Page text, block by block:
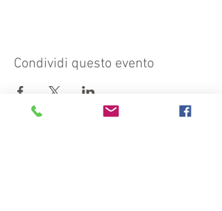
Condividi questo evento